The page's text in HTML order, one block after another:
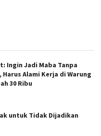
Ingin Jadi Maba Tanpa
Alami Kerja di Warung
30 Ribu
untuk Tidak Dijadikan